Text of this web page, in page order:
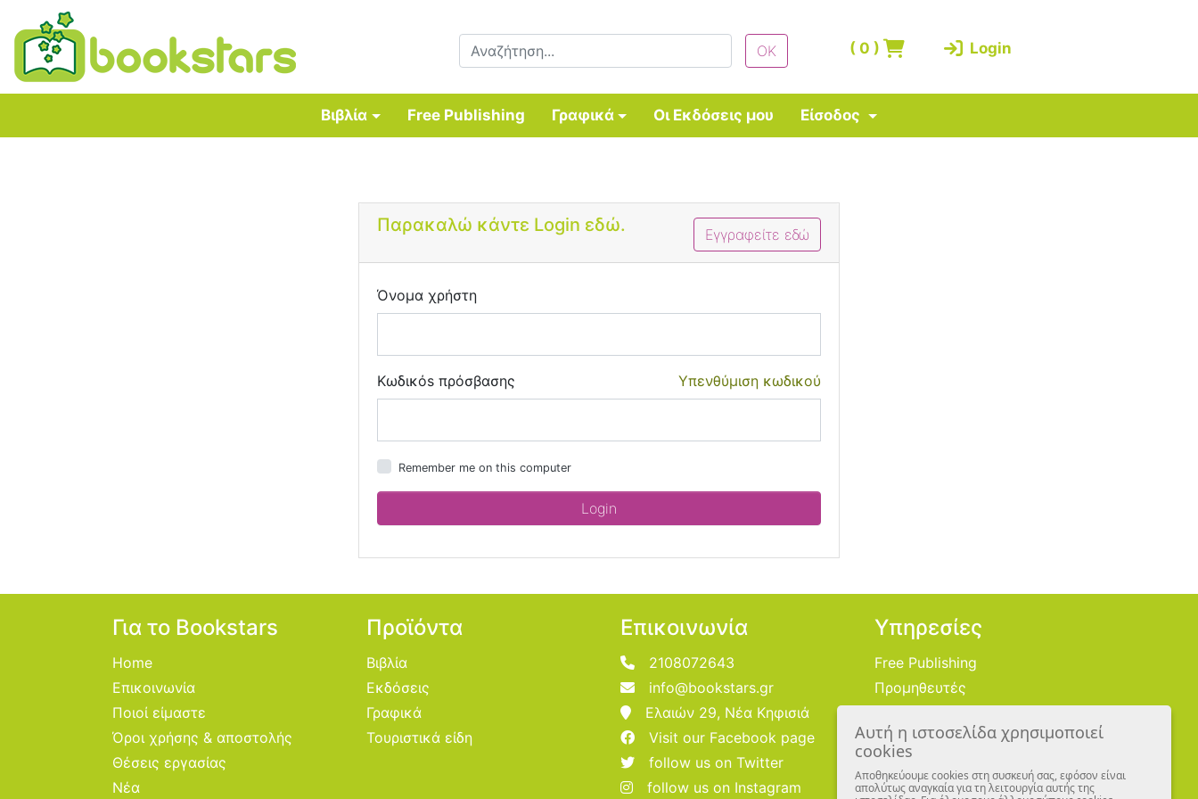
(0 ) Login
Βιβλία Free Publishing Γραφικά Οι Εκδόσεις μου Είσοδος
Εγγραφείτε εδώ
Παρακαλώ κάντε Login εδώ.
Όνομα χρήστη
Υπενθύμιση κωδικού
Κωδικόs πρόσβασης
Remember me on this computer
Για το Bookstars
Home
Επικοινωνία
Ποιοί είμαστε
Όροι χρήσης & αποστολής
Θέσεις εργασίας
Νέα
Προϊόντα
Βιβλία
Εκδόσεις
Γραφικά
Τουριστικά είδη
Επικοινωνία
2108072643
info@bookstars.gr
Ελαιών 29, Νέα Κηφισιά
Visit our Facebook page
follow us on Twitter
follow us on Instagram
Υπηρεσίες
Free Publishing
Προμηθευτές
Εικονογράφοι
Αυτή η ιστοσελίδα χρησιμοποιεί
cookies
Αποθηκεύουμε cookies στη συσκευή σας, εφόσον είναι
απολύτως αναγκαία για τη λειτουργία αυτής της